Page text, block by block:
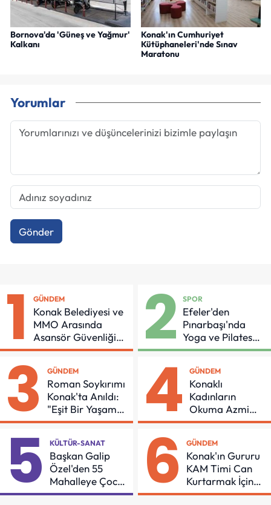
Bornova'da 'Güneş ve Yağmur'
Kalkanı
Konak'ın Cumhuriyet
Kütüphaneleri'nde Sınav
Maratonu
Yorumlar
Gönder
1 GÜNDEM
Konak Belediyesi ve
MMO Arasında
Asansör Güvenliği
İçin Önemli Protokol
2 SPOR
Efeler'den
Pınarbaşı'nda
Yoga ve Pilates
Buluşması
3 GÜNDEM
Roman Soykırımı
Konak'ta Anıldı:
"Eşit Bir Yaşam
İçin Mücadeleyi
4 GÜNDEM
Konaklı
Kadınların
Okuma Azmi
Örnek Oldu
5 KÜLTÜR-SANAT
Başkan Galip
Özel'den 55
Mahalleye Çocuk
Şenliği
6 GÜNDEM
Konak'ın Gururu
KAM Timi Can
Kurtarmak İçin
Demir Aldı